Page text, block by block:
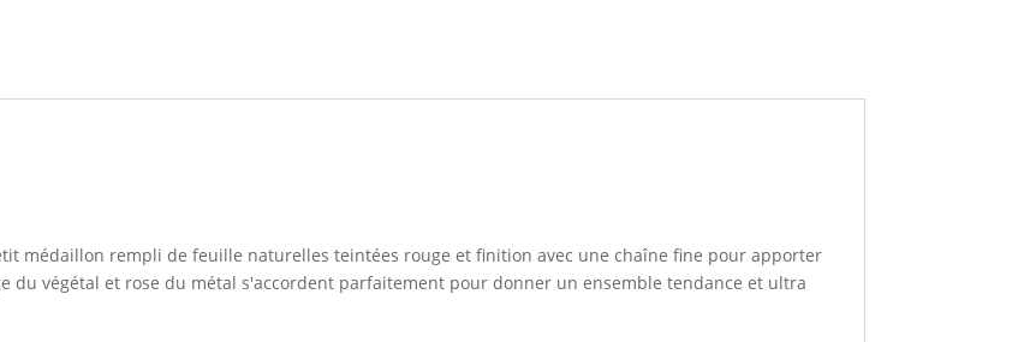
médaillon rempli de feuille naturelles teintées rouge et finition avec une chaîne fine pour apporter
du végétal et rose du métal s'accordent parfaitement pour donner un ensemble tendance et ultra